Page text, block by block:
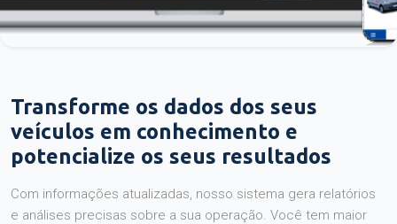
Transforme os dados dos seus
veículos em conhecimento e
potencialize os seus resultados
Com informações atualizadas, nosso sistema gera relatórios
e análises precisas sobre a sua operação. Você tem maior